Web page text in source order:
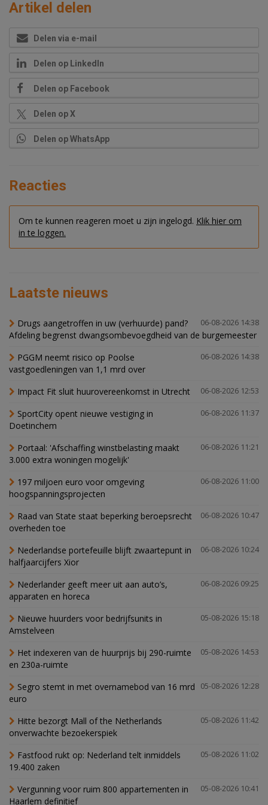
Artikel delen
Delen via e-mail
Delen op LinkedIn
Delen op Facebook
Delen op X
Delen op WhatsApp
Reacties
Om te kunnen reageren moet u zijn ingelogd. Klik hier om
in te loggen.
Laatste nieuws
06-08-2026 14:38
Drugs aangetroffen in uw (verhuurde) pand?
Afdeling begrenst dwangsombevoegdheid van de burgemeester
06-08-2026 14:38
PGGM neemt risico op Poolse
vastgoedleningen van 1,1 mrd over
06-08-2026 12:53
Impact Fit sluit huurovereenkomst in Utrecht
06-08-2026 11:37
SportCity opent nieuwe vestiging in
Doetinchem
06-08-2026 11:21
Portaal: 'Afschaffing winstbelasting maakt
3.000 extra woningen mogelijk'
06-08-2026 11:00
197 miljoen euro voor omgeving
hoogspanningsprojecten
06-08-2026 10:47
Raad van State staat beperking beroepsrecht
overheden toe
06-08-2026 10:24
Nederlandse portefeuille blijft zwaartepunt in
halfjaarcijfers Xior
06-08-2026 09:25
Nederlander geeft meer uit aan auto’s,
apparaten en horeca
05-08-2026 15:18
Nieuwe huurders voor bedrijfsunits in
Amstelveen
05-08-2026 14:53
Het indexeren van de huurprijs bij 290-ruimte
en 230a-ruimte
05-08-2026 12:28
Segro stemt in met overnamebod van 16 mrd
euro
05-08-2026 11:42
Hitte bezorgt Mall of the Netherlands
onverwachte bezoekerspiek
05-08-2026 11:02
Fastfood rukt op: Nederland telt inmiddels
19.400 zaken
05-08-2026 10:41
Vergunning voor ruim 800 appartementen in
Haarlem definitief